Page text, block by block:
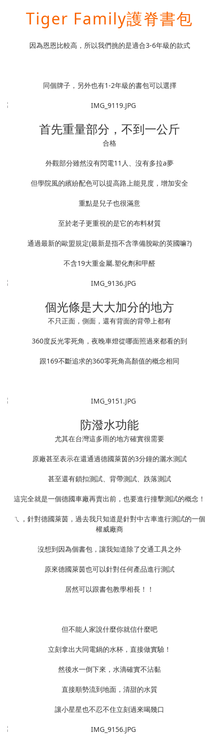
Tiger Family護脊書包
因為恩恩比較高，所以我們挑的是適合3-6年級的款式
同個牌子，另外也有1-2年級的書包可以選擇
首先重量部分，不到一公斤
合格
外觀部分雖然沒有閃電11人、沒有多拉a夢
但學院風的繽紛配色可以提高路上能見度，增加安全
重點是兒子也很滿意
至於老子更重視的是它的布料材質
通過最新的歐盟規定(最新是指不含準備脫歐的英國嘛?)
不含19大重金屬.塑化劑和甲醛
個光條是大大加分的地方
不只正面，側面，還有背面的背帶上都有
360度反光零死角，夜晚車燈從哪面照過來都看的到
跟169不斷追求的360零死角高顏值的概念相同
防潑水功能
尤其在台灣這多雨的地方確實很需要
原廠甚至表示在還通過德國萊茵的3分鐘的灑水測試
甚至還有鎖扣測試、背帶測試、跌落測試
這完全就是一個德國車廠再賣出前，也要進行撞擊測試的概念！
ㄟ，針對德國萊茵，過去我只知道是針對中古車進行測試的一個
權威廠商
沒想到因為個書包，讓我知道除了交通工具之外
原來德國萊茵也可以針對任何產品進行測試
居然可以跟書包教學相長！！
但不能人家說什麼你就信什麼吧
立刻拿出大同電鍋的水杯，直接做實驗！
然後水一倒下來，水滴確實不沾黏
直接順勢流到地面，清甜的水質
讓小星星也不忍不住立刻過來喝幾口